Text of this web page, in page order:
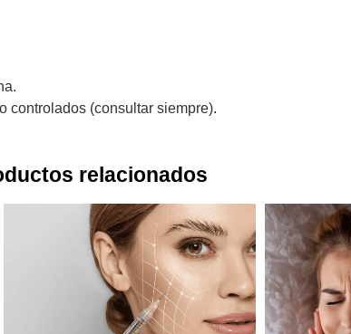
controlados (consultar siempre).
relacionados